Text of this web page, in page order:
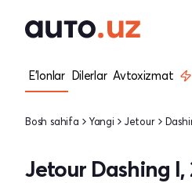
E'lonlar Dilerlar Avtoxizmat
Bosh sahifa Yangi Jetour
Jetour Dashing I,